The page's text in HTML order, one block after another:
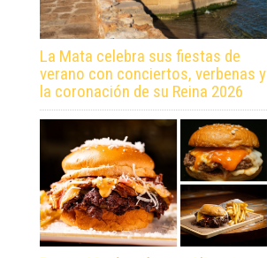
La Mata celebra sus fiestas de
verano con conciertos, verbenas y
la coronación de su Reina 2026